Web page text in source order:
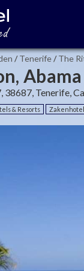
/ Tenerife/ The
Tenerife,
& Resorts